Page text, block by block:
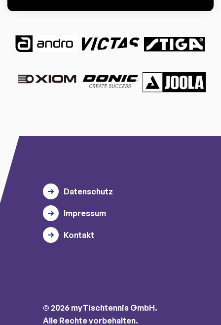
Datenschutz
Impressum
Kontakt
© 2026 myTischtennis GmbH.
Alle Rechte vorbehalten.